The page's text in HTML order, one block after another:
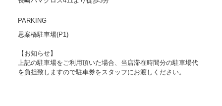
PARKING
思案橋駐車場(P1)
【お知らせ】
上記の駐車場をご利用頂いた場合、当店滞在時間分の駐車場代
を負担致しますので駐車券をスタッフにお渡しください。